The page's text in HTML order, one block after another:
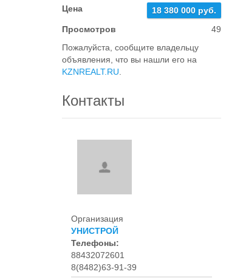
Цена
18 380 000 руб.
Просмотров
49
Пожалуйста, сообщите владельцу
объявления, что вы нашли его на
KZNREALT.RU
Контакты
Организация
УНИСТРОЙ
Телефоны:
88432072601
8(8482)63-91-39